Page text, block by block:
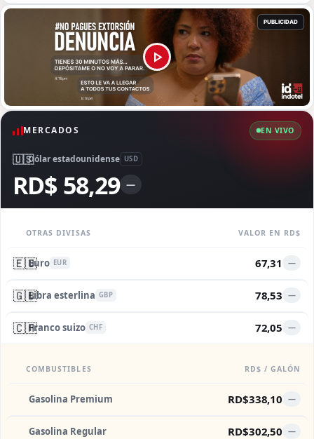
MERCADOS EN VIVO
🇺🇸Dólar estadounidense USD
RD$ 58,29 —
OTRAS DIVISAS VALOR EN RD$
🇪🇺Euro EUR 67,31 —
🇬🇧Libra esterlina GBP 78,53 —
🇨🇭Franco suizo CHF 72,05 —
COMBUSTIBLES RD$ / GALÓN
Gasolina Premium RD$338,10 —
Gasolina Regular RD$302,50 —